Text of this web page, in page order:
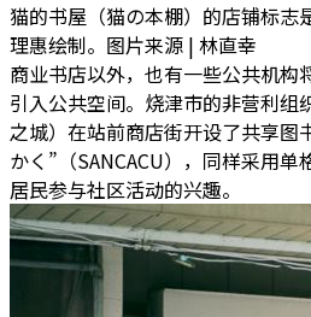
猫的书屋（猫の本棚）的店铺标志
理惠绘制。图片来源 | 林直幸
商业书店以外，也有一些公共机构
引入公共空间。 烧津市的非营利组
之城）在站前商店街开设了共享图
かく”（SANCACU），同样采用
居民参与社区活动的兴趣。